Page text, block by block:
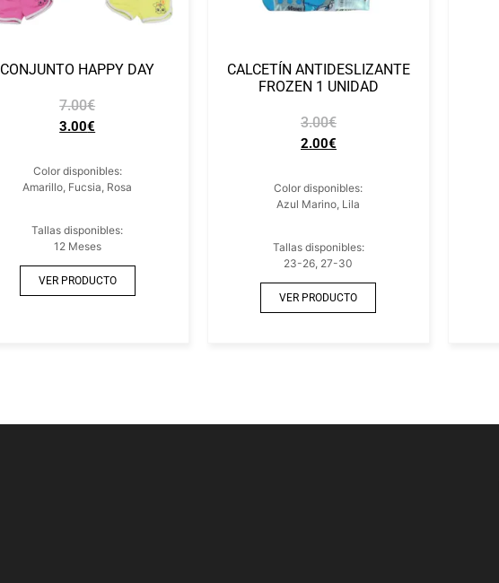
CONJUNTO HAPPY DAY
7.00€
3.00€
Color disponibles:
Amarillo, Fucsia, Rosa
Tallas disponibles:
12 Meses
VER PRODUCTO
CALCETÍN ANTIDESLIZANTE
FROZEN 1 UNIDAD
3.00€
2.00€
Color disponibles:
Azul Marino, Lila
Tallas disponibles:
23-26, 27-30
VER PRODUCTO